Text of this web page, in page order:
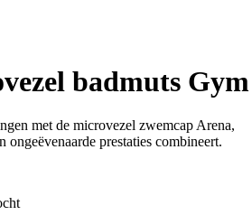
badmuts Gym
met de microvezel zwemcap Arena,
prestaties combineert.